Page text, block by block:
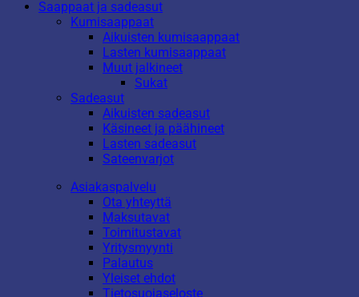
Saappaat ja sadeasut
Kumisaappaat
Aikuisten kumisaappaat
Lasten kumisaappaat
Muut jalkineet
Sukat
Sadeasut
Aikuisten sadeasut
Käsineet ja päähineet
Lasten sadeasut
Sateenvarjot
Asiakaspalvelu
Ota yhteyttä
Maksutavat
Toimitustavat
Yritysmyynti
Palautus
Yleiset ehdot
Tietosuojaseloste